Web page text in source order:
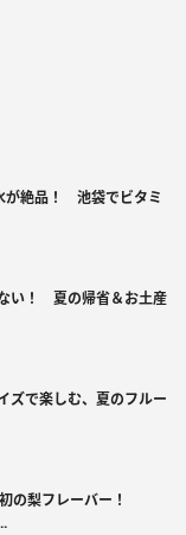
が絶品！ 池袋でビタミ
い！ 夏の帰省＆お土産
ズで楽しむ、夏のフルー
の梨フレーバー！